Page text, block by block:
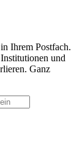
Ihrem Postfach.
und
Ganz